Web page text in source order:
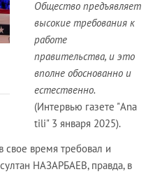
Общество предъявляет
высокие требования к
работе
правительства, и это
вполне обоснованно и
естественно.
(Интервью газете "Ana
tili" 3 января 2025).
свое время требовал и
НАЗАРБАЕВ, правда, в